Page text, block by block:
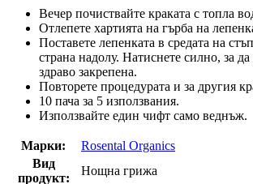
Вечер почиствайте краката с топла
Отлепете хартията на гърба на
Поставете лепенката в средата на
страна надолу. Натиснете силно, за да
здраво закрепена.
Повторете процедурата и за другия
10 пача за 5 използвания.
Използвайте един чифт само веднъж.
Марки:
Rosental Organics
Вид
продукт:
Нощна грижа